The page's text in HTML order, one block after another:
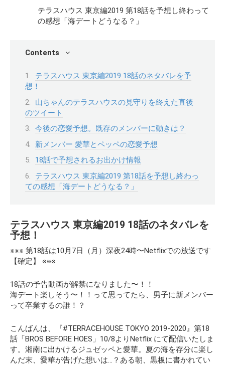
テラスハウス 東京編2019 第18話を予想し終わって
の感想「海デートどうなる？」
Contents
テラスハウス 東京編2019 18話のネタバレを予
想！
山ちゃんのテラスハウスの見守りを終えた直後
のツイート
今後の恋愛予想。既存のメンバーに動きは？
新メンバー 愛華とペッペの恋愛予想
18話で予想されるお出かけ情報
テラスハウス 東京編2019 第18話を予想し終わっ
ての感想「海デートどうなる？」
テラスハウス 東京編2019 18話のネタバレを
予想！
※※※ 第18話は10月7日（月）深夜24時〜Netflixでの放送です
【確定】 ※※※
18話の予告動画が解禁になりました〜！！
海デート楽しそう〜！！って思ってたら、男子に新メンバー
って卒業するの誰！？
こんばんは、『#TERRACEHOUSE TOKYO 2019-2020』第18
話「BROS BEFORE HOES」10/8よりNetflix にて配信いたしま
す。湘南に出かけるジュゼッペと愛華。夏の海を存分に楽し
んだ末、愛華が告げた想いは…？ある朝、黒板に書かれてい